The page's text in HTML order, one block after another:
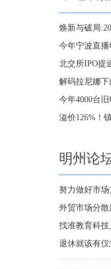
焕新与破局
今年宁波直
北交所IPO提
解码拉尼娜下
今年4000台
溢价126%！
明州论
努力做好市场
外贸市场分
找准教育科
退休就该有